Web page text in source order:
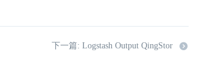
下一篇: Logstash Output QingStor